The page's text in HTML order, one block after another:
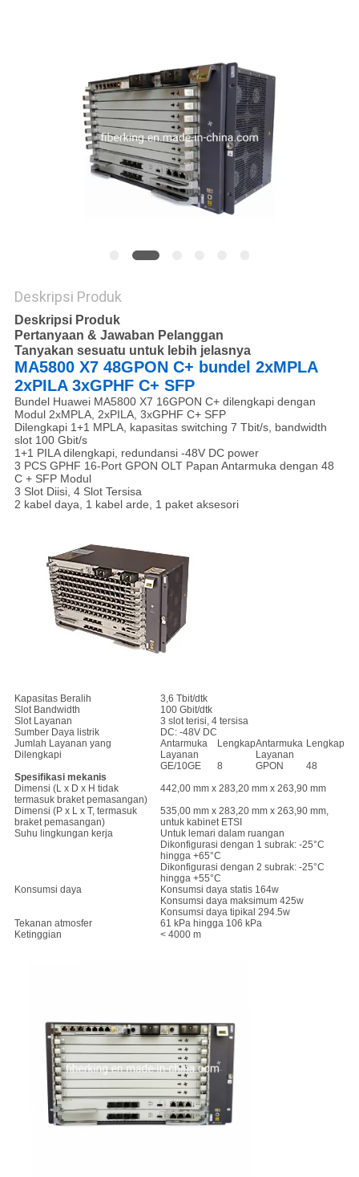
PRIVACY
Deskripsi Produk
Deskripsi Produk
Pertanyaan & Jawaban Pelanggan
Tanyakan sesuatu untuk lebih jelasnya
MA5800 X7 48GPON C+ bundel 2xMPLA
2xPILA 3xGPHF C+ SFP
Bundel Huawei MA5800 X7 16GPON C+ dilengkapi dengan
Modul 2xMPLA, 2xPILA, 3xGPHF C+ SFP
Dilengkapi 1+1 MPLA, kapasitas switching 7 Tbit/s, bandwidth
slot 100 Gbit/s
1+1 PILA dilengkapi, redundansi -48V DC power
3 PCS GPHF 16-Port GPON OLT Papan Antarmuka dengan 48
C + SFP Modul
3 Slot Diisi, 4 Slot Tersisa
2 kabel daya, 1 kabel arde, 1 paket aksesori
Kapasitas Beralih
3,6 Tbit/dtk
Slot Bandwidth
100 Gbit/dtk
Slot Layanan
3 slot terisi, 4 tersisa
Sumber Daya listrik
DC: -48V DC
Jumlah Layanan yang
Dilengkapi
Antarmuka
Layanan
LengkapAntarmuka
Layanan
Lengkap
GE/10GE
8 GPON
48
Spesifikasi mekanis
Dimensi (L x D x H tidak
termasuk braket pemasangan)
442,00 mm x 283,20 mm x 263,90 mm
Dimensi (P x L x T, termasuk
braket pemasangan)
535,00 mm x 283,20 mm x 263,90 mm,
untuk kabinet ETSI
Suhu lingkungan kerja
Untuk lemari dalam ruangan
Dikonfigurasi dengan 1 subrak: -25°C
hingga +65°C
Dikonfigurasi dengan 2 subrak: -25°C
hingga +55°C
Konsumsi daya
Konsumsi daya statis 164w
Konsumsi daya maksimum 425w
Konsumsi daya tipikal 294.5w
Tekanan atmosfer
61 kPa hingga 106 kPa
Ketinggian
< 4000 m